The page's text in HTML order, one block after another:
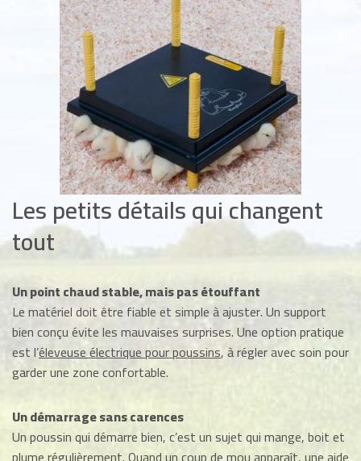
Les petits détails qui changent
tout
Un point chaud stable, mais pas étouffant
Le matériel doit être fiable et simple à ajuster. Un support
bien conçu évite les mauvaises surprises. Une option pratique
est l’éleveuse électrique pour poussins, à régler avec soin pour
garder une zone confortable.
Un démarrage sans carences
Un poussin qui démarre bien, c’est un sujet qui mange, boit et